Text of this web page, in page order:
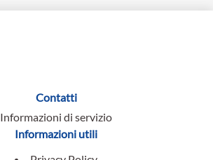
Contatti
Informazioni di servizio
Informazioni utili